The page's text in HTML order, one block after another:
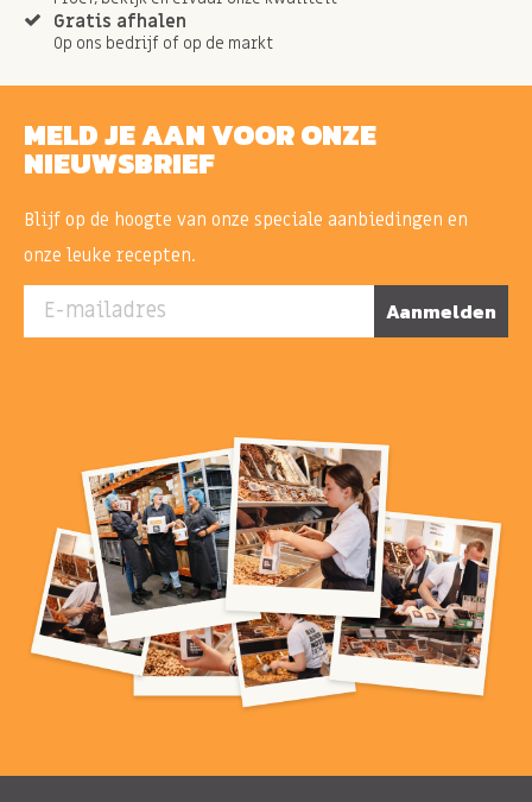
Gratis afhalen
Op ons bedrijf of op de markt
MELD JE AAN VOOR ONZE
NIEUWSBRIEF
Blijf op de hoogte van onze speciale aanbiedingen en
onze leuke recepten.
E-mailadres Aanmelden